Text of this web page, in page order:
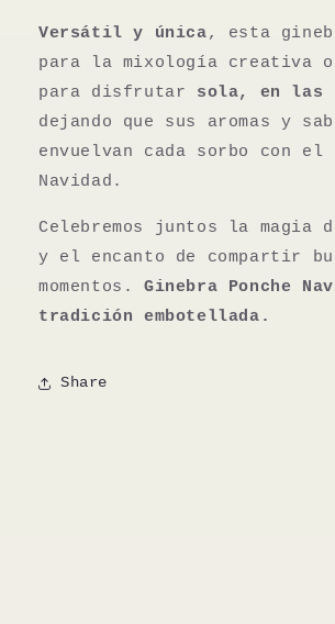
Versátil y única, esta
para la mixología creativa o
para disfrutar sola, en las
dejando que sus aromas y
envuelvan cada sorbo con
Navidad.
Celebremos juntos la magia
y el encanto de compartir
momentos. Ginebra Ponche
tradición embotellada.
Share